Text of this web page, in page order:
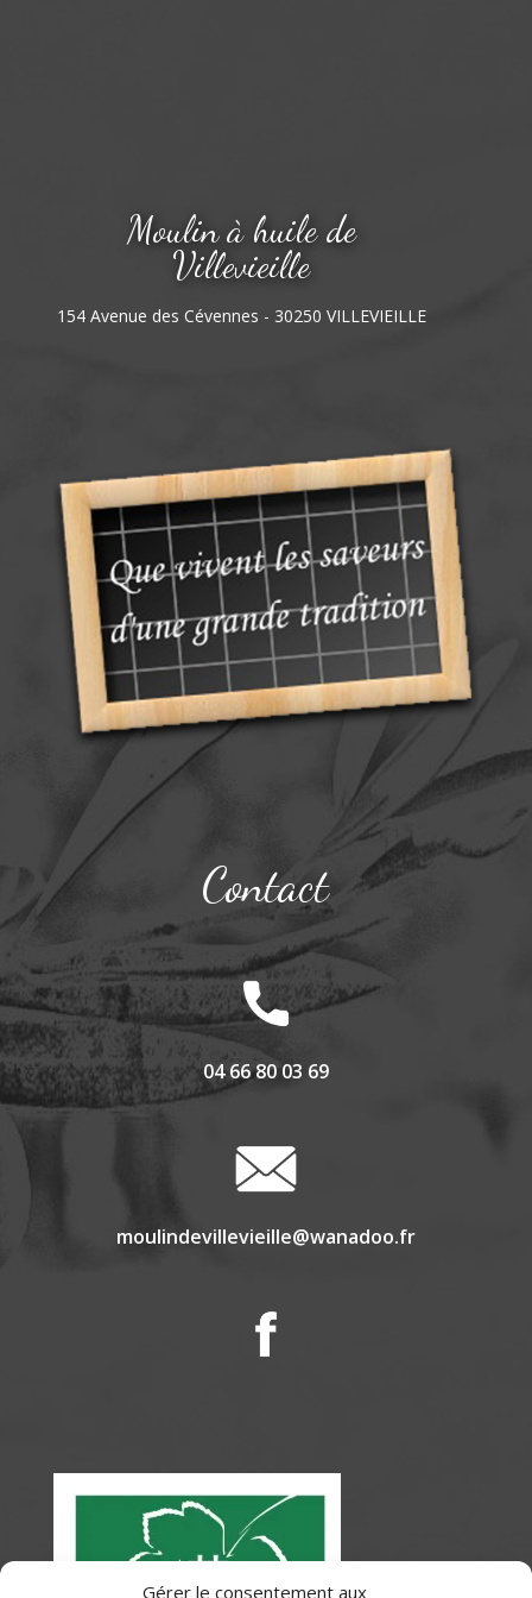
Gérer le consentement aux
Moulin à huile de
Villevieille
154 Avenue des Cévennes - 30250 VILLEVIEILLE
Contact
04 66 80 03 69
moulindevillevieille@wanadoo.fr